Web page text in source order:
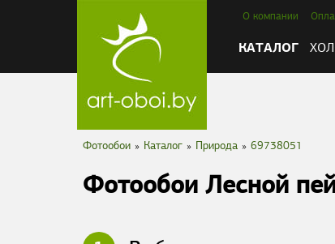
О компании
КАТАЛОГ
Фотообои » Каталог » Природа » 69738051
Фотообои Лесной